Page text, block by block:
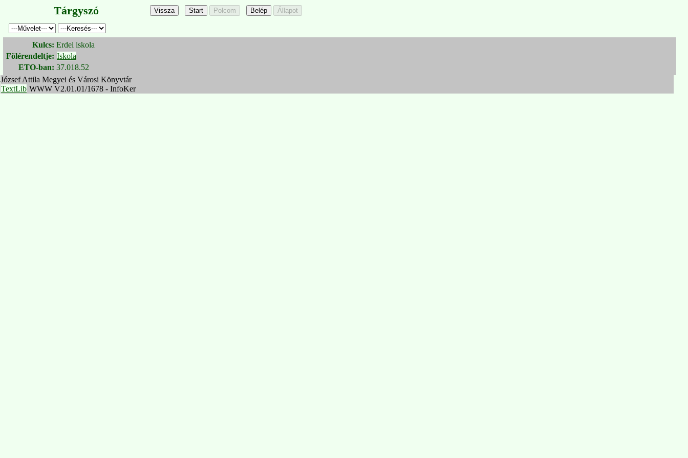
Tárgyszó
Kulcs: Erdei iskola
Fölérendeltje: Iskola
ETO-ban: 37.018.52
József Attila Megyei és Városi Könyvtár
TextLib WWW V2.01.01/1678 - InfoKer